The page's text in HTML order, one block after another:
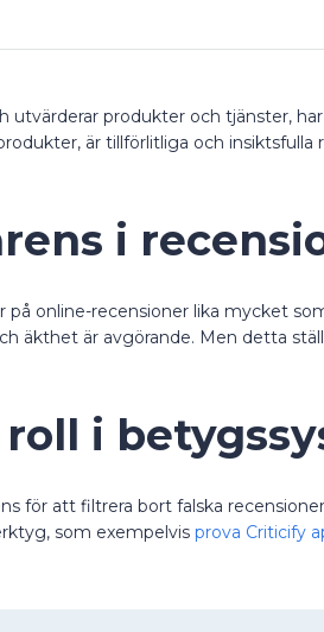
produkter och tjänster,
är tillförlitliga och
i
på online-recensioner lika mycket
äkthet är avgörande. Men detta
i
för att filtrera bort falska
som exempelvis prova Criticify